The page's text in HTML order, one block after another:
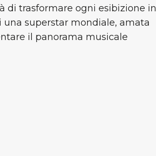
di trasformare ogni esibizione in
una superstar mondiale, amata
il panorama musicale